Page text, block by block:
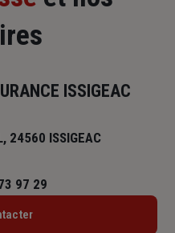
ISSIGEAC
24560 ISSIGEAC
97 29